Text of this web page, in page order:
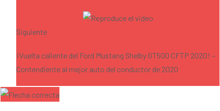
Siguiente
¡Vuelta caliente del Ford Mustang Shelby GT500 CFTP 2020! –
Contendiente al mejor auto del conductor de 2020